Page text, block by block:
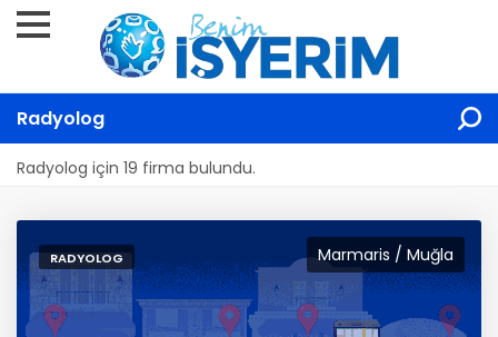
Radyolog
Radyolog için 19 firma bulundu.
Marmaris / Muğla
RADYOLOG